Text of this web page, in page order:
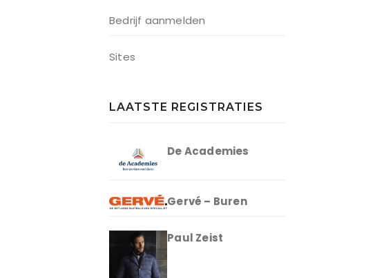
Bedrijf aanmelden
Sites
LAATSTE REGISTRATIES
De Academies
Gervé – Buren
Paul Zeist